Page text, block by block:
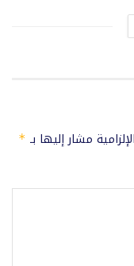
مشار إليها بـ *